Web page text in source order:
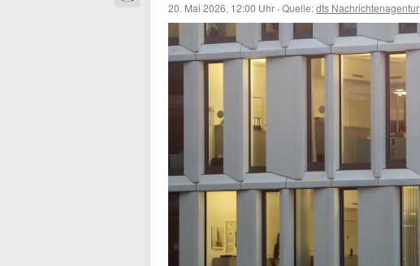
20. Mai 2026, 12:00 Uhr ·Quelle:dts Nachrichtenagentur